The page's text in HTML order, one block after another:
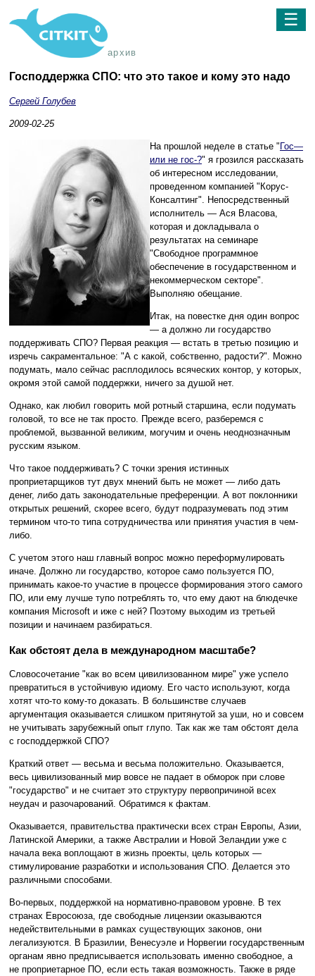
архив
☰
Господдержка СПО: что это такое и кому это надо
Сергей Голубев
2009-02-25
На прошлой неделе в статье " Гос—
или не гос-?" я грозился рассказать
об интересном исследовании,
проведенном компанией "Корус-
Консалтинг". Непосредственный
исполнитель — Ася Власова,
которая и докладывала о
результатах на семинаре
"Свободное программное
обеспечение в государственном и
некоммерческом секторе".
Выполняю обещание.
Итак, на повестке дня один вопрос
— а должно ли государство
поддерживать СПО? Первая реакция — встать в третью позицию и
изречь сакраментальное: "А с какой, собственно, радости?". Можно
подумать, мало сейчас расплодилось всяческих контор, у которых,
окромя этой самой поддержки, ничего за душой нет.
Однако, как любил говорить мой ротный старшина, если подумать
головой, то все не так просто. Прежде всего, разберемся с
проблемой, вызванной великим, могучим и очень неоднозначным
русским языком.
Что такое поддерживать? С точки зрения истинных
проприетарщиков тут двух мнений быть не может — либо дать
денег, либо дать законодательные преференции. А вот поклонники
открытых решений, скорее всего, будут подразумевать под этим
термином что-то типа сотрудничества или принятия участия в чем-
либо.
С учетом этого наш главный вопрос можно переформулировать
иначе. Должно ли государство, которое само пользуется ПО,
принимать какое-то участие в процессе формирования этого самого
ПО, или ему лучше тупо потреблять то, что ему дают на блюдечке
компания Microsoft и иже с ней? Поэтому выходим из третьей
позиции и начинаем разбираться.
Как обстоят дела в международном масштабе?
Словосочетание "как во всем цивилизованном мире" уже успело
превратиться в устойчивую идиому. Его часто используют, когда
хотят что-то кому-то доказать. В большинстве случаев
аргументация оказывается слишком притянутой за уши, но и совсем
не учитывать зарубежный опыт глупо. Так как же там обстоят дела
с господдержкой СПО?
Краткий ответ — весьма и весьма положительно. Оказывается,
весь цивилизованный мир вовсе не падает в обморок при слове
"государство" и не считает это структуру первопричиной всех
неудач и разочарований. Обратимся к фактам.
Оказывается, правительства практически всех стран Европы, Азии,
Латинской Америки, а также Австралии и Новой Зеландии уже с
начала века воплощают в жизнь проекты, цель которых —
стимулирование разработки и использования СПО. Делается это
различными способами.
Во-первых, поддержкой на нормативно-правовом уровне. В тех
странах Евросоюза, где свободные лицензии оказываются
недействительными в рамках существующих законов, они
легализуются. В Бразилии, Венесуэле и Норвегии государственным
органам явно предписывается использовать именно свободное, а
не проприетарное ПО, если есть такая возможность. Также в ряде